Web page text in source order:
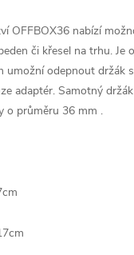
OFFBOX36 nabízí
či křesel na trhu. Je
umožní odepnout držák
adaptér. Samotný
o průměru 36 mm .